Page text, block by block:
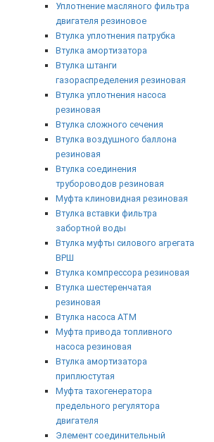
Уплотнение масляного фильтра
двигателя резиновое
Втулка уплотнения патрубка
Втулка амортизатора
Втулка штанги
газораспределения резиновая
Втулка уплотнения насоса
резиновая
Втулка сложного сечения
Втулка воздушного баллона
резиновая
Втулка соединения
трубороводов резиновая
Муфта клиновидная резиновая
Втулка вставки фильтра
забортной воды
Втулка муфты силового агрегата
ВРШ
Втулка компрессора резиновая
Втулка шестеренчатая
резиновая
Втулка насоса АТМ
Муфта привода топливного
насоса резиновая
Втулка амортизатора
приплюстутая
Муфта тахогенератора
предельного регулятора
двигателя
Элемент соединительный